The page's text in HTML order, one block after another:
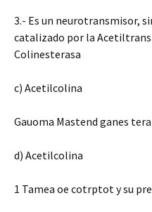
3.- Es un neurotransmisor,
catalizado por la
Colinesterasa
c) Acetilcolina
Gauoma Mastend ganes
d) Acetilcolina
1 Tamea oe cotrptot y su